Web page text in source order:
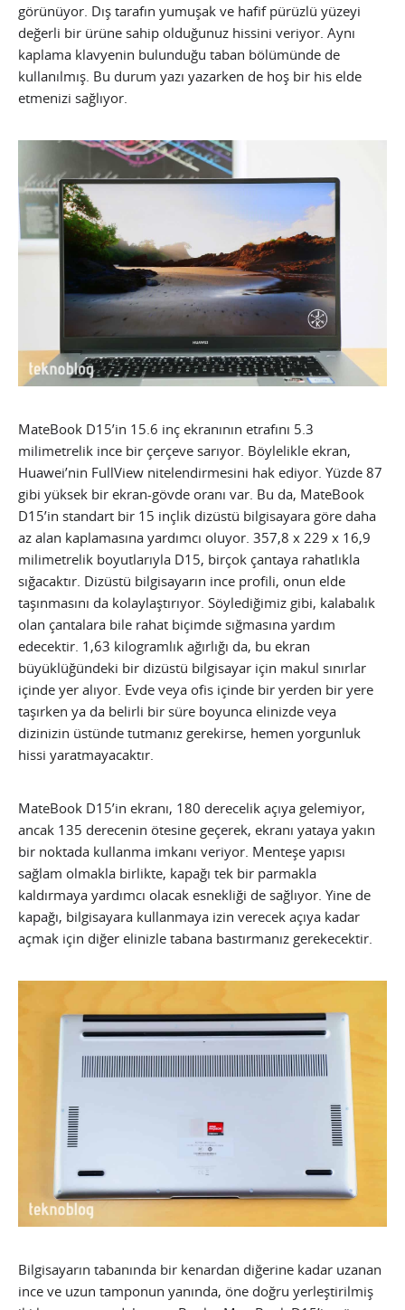
görünüyor. Dış tarafın yumuşak ve hafif pürüzlü yüzeyi
değerli bir ürüne sahip olduğunuz hissini veriyor. Aynı
kaplama klavyenin bulunduğu taban bölümünde de
kullanılmış. Bu durum yazı yazarken de hoş bir his elde
etmenizi sağlıyor.
MateBook D15’in 15.6 inç ekranının etrafını 5.3
milimetrelik ince bir çerçeve sarıyor. Böylelikle ekran,
Huawei’nin FullView nitelendirmesini hak ediyor. Yüzde 87
gibi yüksek bir ekran-gövde oranı var. Bu da, MateBook
D15’in standart bir 15 inçlik dizüstü bilgisayara göre daha
az alan kaplamasına yardımcı oluyor. 357,8 x 229 x 16,9
milimetrelik boyutlarıyla D15, birçok çantaya rahatlıkla
sığacaktır. Dizüstü bilgisayarın ince profili, onun elde
taşınmasını da kolaylaştırıyor. Söylediğimiz gibi, kalabalık
olan çantalara bile rahat biçimde sığmasına yardım
edecektir. 1,63 kilogramlık ağırlığı da, bu ekran
büyüklüğündeki bir dizüstü bilgisayar için makul sınırlar
içinde yer alıyor. Evde veya ofis içinde bir yerden bir yere
taşırken ya da belirli bir süre boyunca elinizde veya
dizinizin üstünde tutmanız gerekirse, hemen yorgunluk
hissi yaratmayacaktır.
MateBook D15’in ekranı, 180 derecelik açıya gelemiyor,
ancak 135 derecenin ötesine geçerek, ekranı yataya yakın
bir noktada kullanma imkanı veriyor. Menteşe yapısı
sağlam olmakla birlikte, kapağı tek bir parmakla
kaldırmaya yardımcı olacak esnekliği de sağlıyor. Yine de
kapağı, bilgisayara kullanmaya izin verecek açıya kadar
açmak için diğer elinizle tabana bastırmanız gerekecektir.
Bilgisayarın tabanında bir kenardan diğerine kadar uzanan
ince ve uzun tamponun yanında, öne doğru yerleştirilmiş